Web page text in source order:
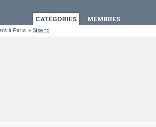
CATÉGORIES MEMBRES
à Paris » Siseng